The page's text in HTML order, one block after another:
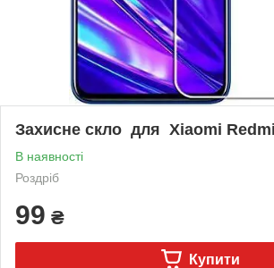
Захисне скло для Xiaomi
В наявності
Роздріб
99 ₴
Купити